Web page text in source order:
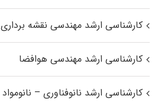
کارشناسی ارشد مهندسی نقشه برداری
کارشناسی ارشد مهندسی هوافضا
کارشناسی ارشد نانوفناوری – نانومواد